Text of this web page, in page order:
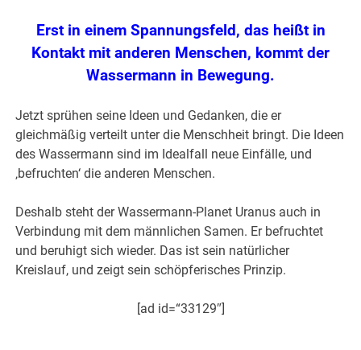
Erst in einem Spannungsfeld, das heißt in
Kontakt mit anderen Menschen, kommt der
Wassermann in Bewegung.
Jetzt sprühen seine Ideen und Gedanken, die er
gleichmäßig verteilt unter die Menschheit bringt. Die Ideen
des Wassermann sind im Idealfall neue Einfälle, und
‚befruchten‘ die anderen Menschen.
Deshalb steht der Wassermann-Planet Uranus auch in
Verbindung mit dem männlichen Samen. Er befruchtet
und beruhigt sich wieder. Das ist sein natürlicher
Kreislauf, und zeigt sein schöpferisches Prinzip.
[ad id=“33129″]